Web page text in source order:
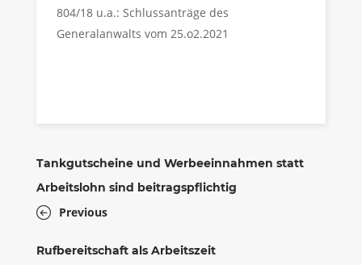
804/18 u.a.: Schlussanträge des
Generalanwalts vom 25.o2.2021
Tankgutscheine und Werbeeinnahmen statt
Arbeitslohn sind beitragspflichtig
Previous
Rufbereitschaft als Arbeitszeit